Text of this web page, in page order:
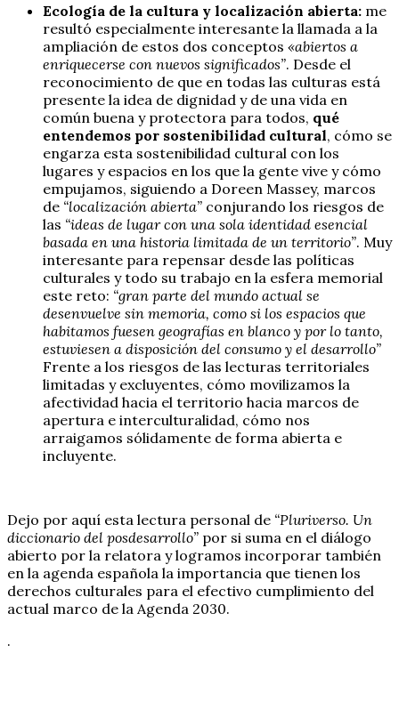
Ecología de la cultura y localización abierta: me
resultó especialmente interesante la llamada a la
ampliación de estos dos conceptos «abiertos a
enriquecerse con nuevos significados”. Desde el
reconocimiento de que en todas las culturas está
presente la idea de dignidad y de una vida en
común buena y protectora para todos, qué
entendemos por sostenibilidad cultural, cómo se
engarza esta sostenibilidad cultural con los
lugares y espacios en los que la gente vive y cómo
empujamos, siguiendo a Doreen Massey, marcos
de “localización abierta” conjurando los riesgos de
las “ideas de lugar con una sola identidad esencial
basada en una historia limitada de un territorio”. Muy
interesante para repensar desde las políticas
culturales y todo su trabajo en la esfera memorial
este reto: “gran parte del mundo actual se
desenvuelve sin memoria, como si los espacios que
habitamos fuesen geografías en blanco y por lo tanto,
estuviesen a disposición del consumo y el desarrollo”
Frente a los riesgos de las lecturas territoriales
limitadas y excluyentes, cómo movilizamos la
afectividad hacia el territorio hacia marcos de
apertura e interculturalidad, cómo nos
arraigamos sólidamente de forma abierta e
incluyente.
Dejo por aquí esta lectura personal de “Pluriverso. Un
diccionario del posdesarrollo” por si suma en el diálogo
abierto por la relatora y logramos incorporar también
en la agenda española la importancia que tienen los
derechos culturales para el efectivo cumplimiento del
actual marco de la Agenda 2030.
.